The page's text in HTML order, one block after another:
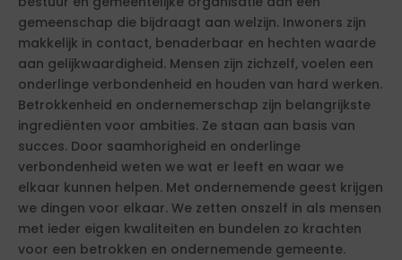
gemeenschap die bijdraagt aan welzijn. Inwoners zijn
makkelijk in contact, benaderbaar en hechten waarde
aan gelijkwaardigheid. Mensen zijn zichzelf, voelen een
onderlinge verbondenheid en houden van hard werken.
Betrokkenheid en ondernemerschap zijn belangrijkste
ingrediënten voor ambities. Ze staan aan basis van
succes. Door saamhorigheid en onderlinge
verbondenheid weten we wat er leeft en waar we
elkaar kunnen helpen. Met ondernemende geest krijgen
we dingen voor elkaar. We zetten onszelf in als mensen
met ieder eigen kwaliteiten en bundelen zo krachten
voor een betrokken en ondernemende gemeente.